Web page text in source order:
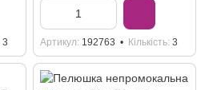
3 Артикул 192763 Кількість 3